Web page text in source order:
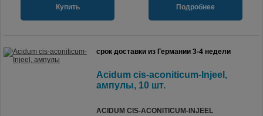
Купить Подробнее
срок доставки из Германии 3-4 недели
Acidum cis-aconiticum-Injeel,
ампулы, 10 шт.
ACIDUM CIS-ACONITICUM-INJEEL